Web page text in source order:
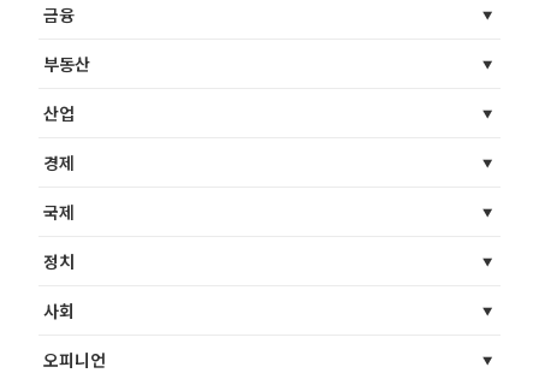
금융
부동산
산업
경제
국제
정치
사회
오피니언